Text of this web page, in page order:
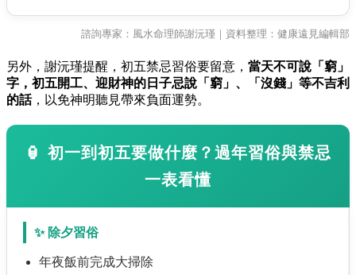
諮詢專家：風水命理師謝沅瑾｜資料整理：健康遠見編輯部
另外，謝沅瑾提醒，初五禁忌習俗要留意， 當天不可說「窮」
字，初五開工、迎財神的日子忌說「窮」、「沒錢」等不吉利
的話，以免神明聽見帶來負面運勢。
🏮 初一到初五要做什麼？過年習俗與禁忌
一表看懂
✨ 除夕習俗
年夜飯前完成大掃除